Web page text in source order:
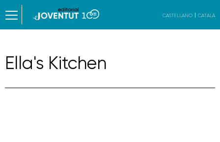
CASTELLANO CATALÀ
Ella's Kitchen